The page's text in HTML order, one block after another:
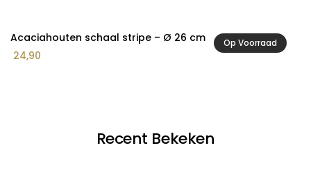
Op Voorraad
Acaciahouten schaal stripe – Ø 26 cm
24,90
Recent Bekeken